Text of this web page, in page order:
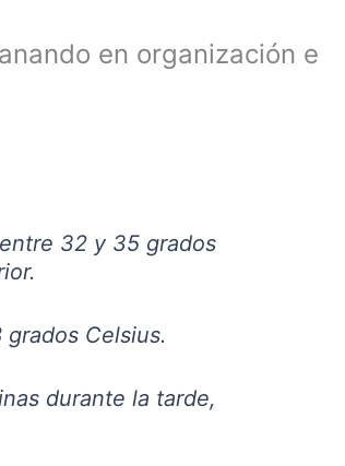
en organización e
32 y 35 grados
Celsius.
durante la tarde,